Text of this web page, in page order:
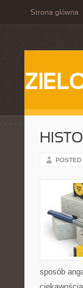
Strona główna
POSTED
sposób